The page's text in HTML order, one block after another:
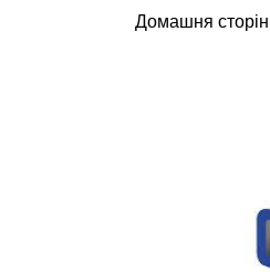
Домашня